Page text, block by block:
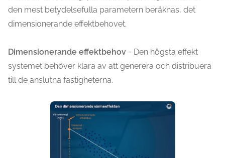
den mest betydelsefulla parametern beräknas, det
dimensionerande effektbehovet.
Dimensionerande effektbehov = Den högsta effekt
systemet behöver klara av att generera och distribuera
till de anslutna fastigheterna.